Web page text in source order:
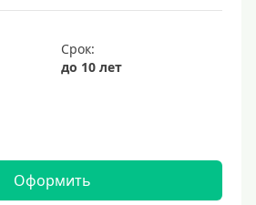
Срок:
до 10 лет
Оформить